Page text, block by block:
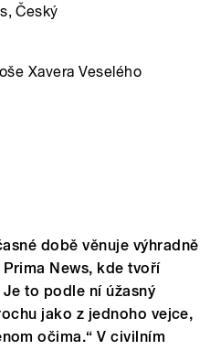
Český
Xavera Veselého
době věnuje výhradně
News, kde tvoří
to podle ní úžasný
jako z jednoho vejce,
očima.“ V civilním